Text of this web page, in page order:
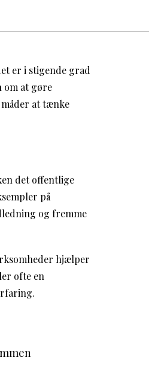
er i stigende grad
om at gøre
at tænke
det offentlige
på
og fremme
hjælper
ofte en